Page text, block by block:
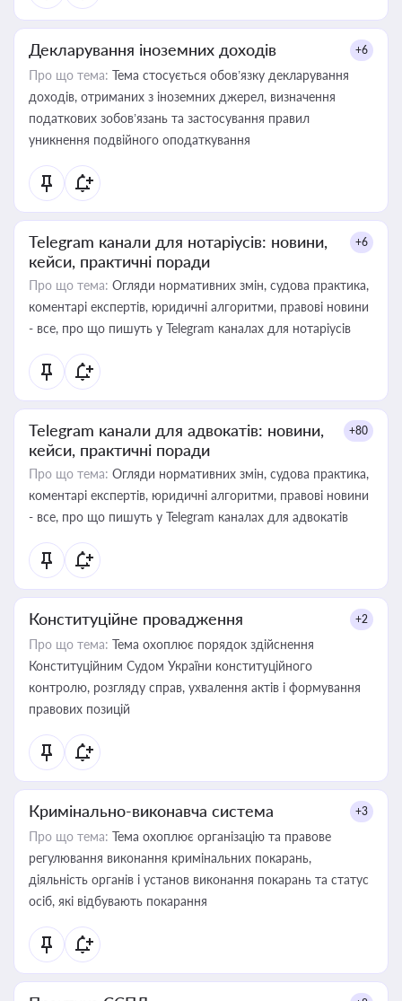
Декларування іноземних доходів +6
Про що тема: Тема стосується обов’язку декларування
доходів, отриманих з іноземних джерел, визначення
податкових зобов’язань та застосування правил
уникнення подвійного оподаткування
Telegram канали для нотаріусів: новини,
кейси, практичні поради
+6
Про що тема: Огляди нормативних змін, судова практика,
коментарі експертів, юридичні алгоритми, правові новини
- все, про що пишуть у Telegram каналах для нотаріусів
Telegram канали для адвокатів: новини,
кейси, практичні поради
+80
Про що тема: Огляди нормативних змін, судова практика,
коментарі експертів, юридичні алгоритми, правові новини
- все, про що пишуть у Telegram каналах для адвокатів
Конституційне провадження +2
Про що тема: Тема охоплює порядок здійснення
Конституційним Судом України конституційного
контролю, розгляду справ, ухвалення актів і формування
правових позицій
Кримінально-виконавча система +3
Про що тема: Тема охоплює організацію та правове
регулювання виконання кримінальних покарань,
діяльність органів і установ виконання покарань та статус
осіб, які відбувають покарання